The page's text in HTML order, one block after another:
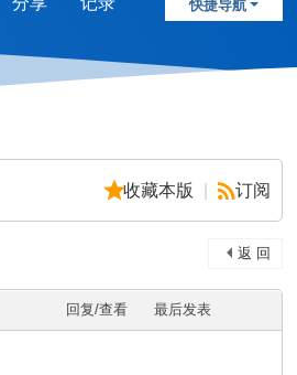
快捷导航
收藏本版 订阅
返 回
回复/查看 最后发表